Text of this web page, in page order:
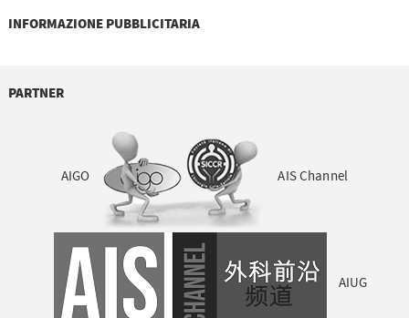
INFORMAZIONE PUBBLICITARIA
PARTNER
AIGO AIS Channel
AIUG